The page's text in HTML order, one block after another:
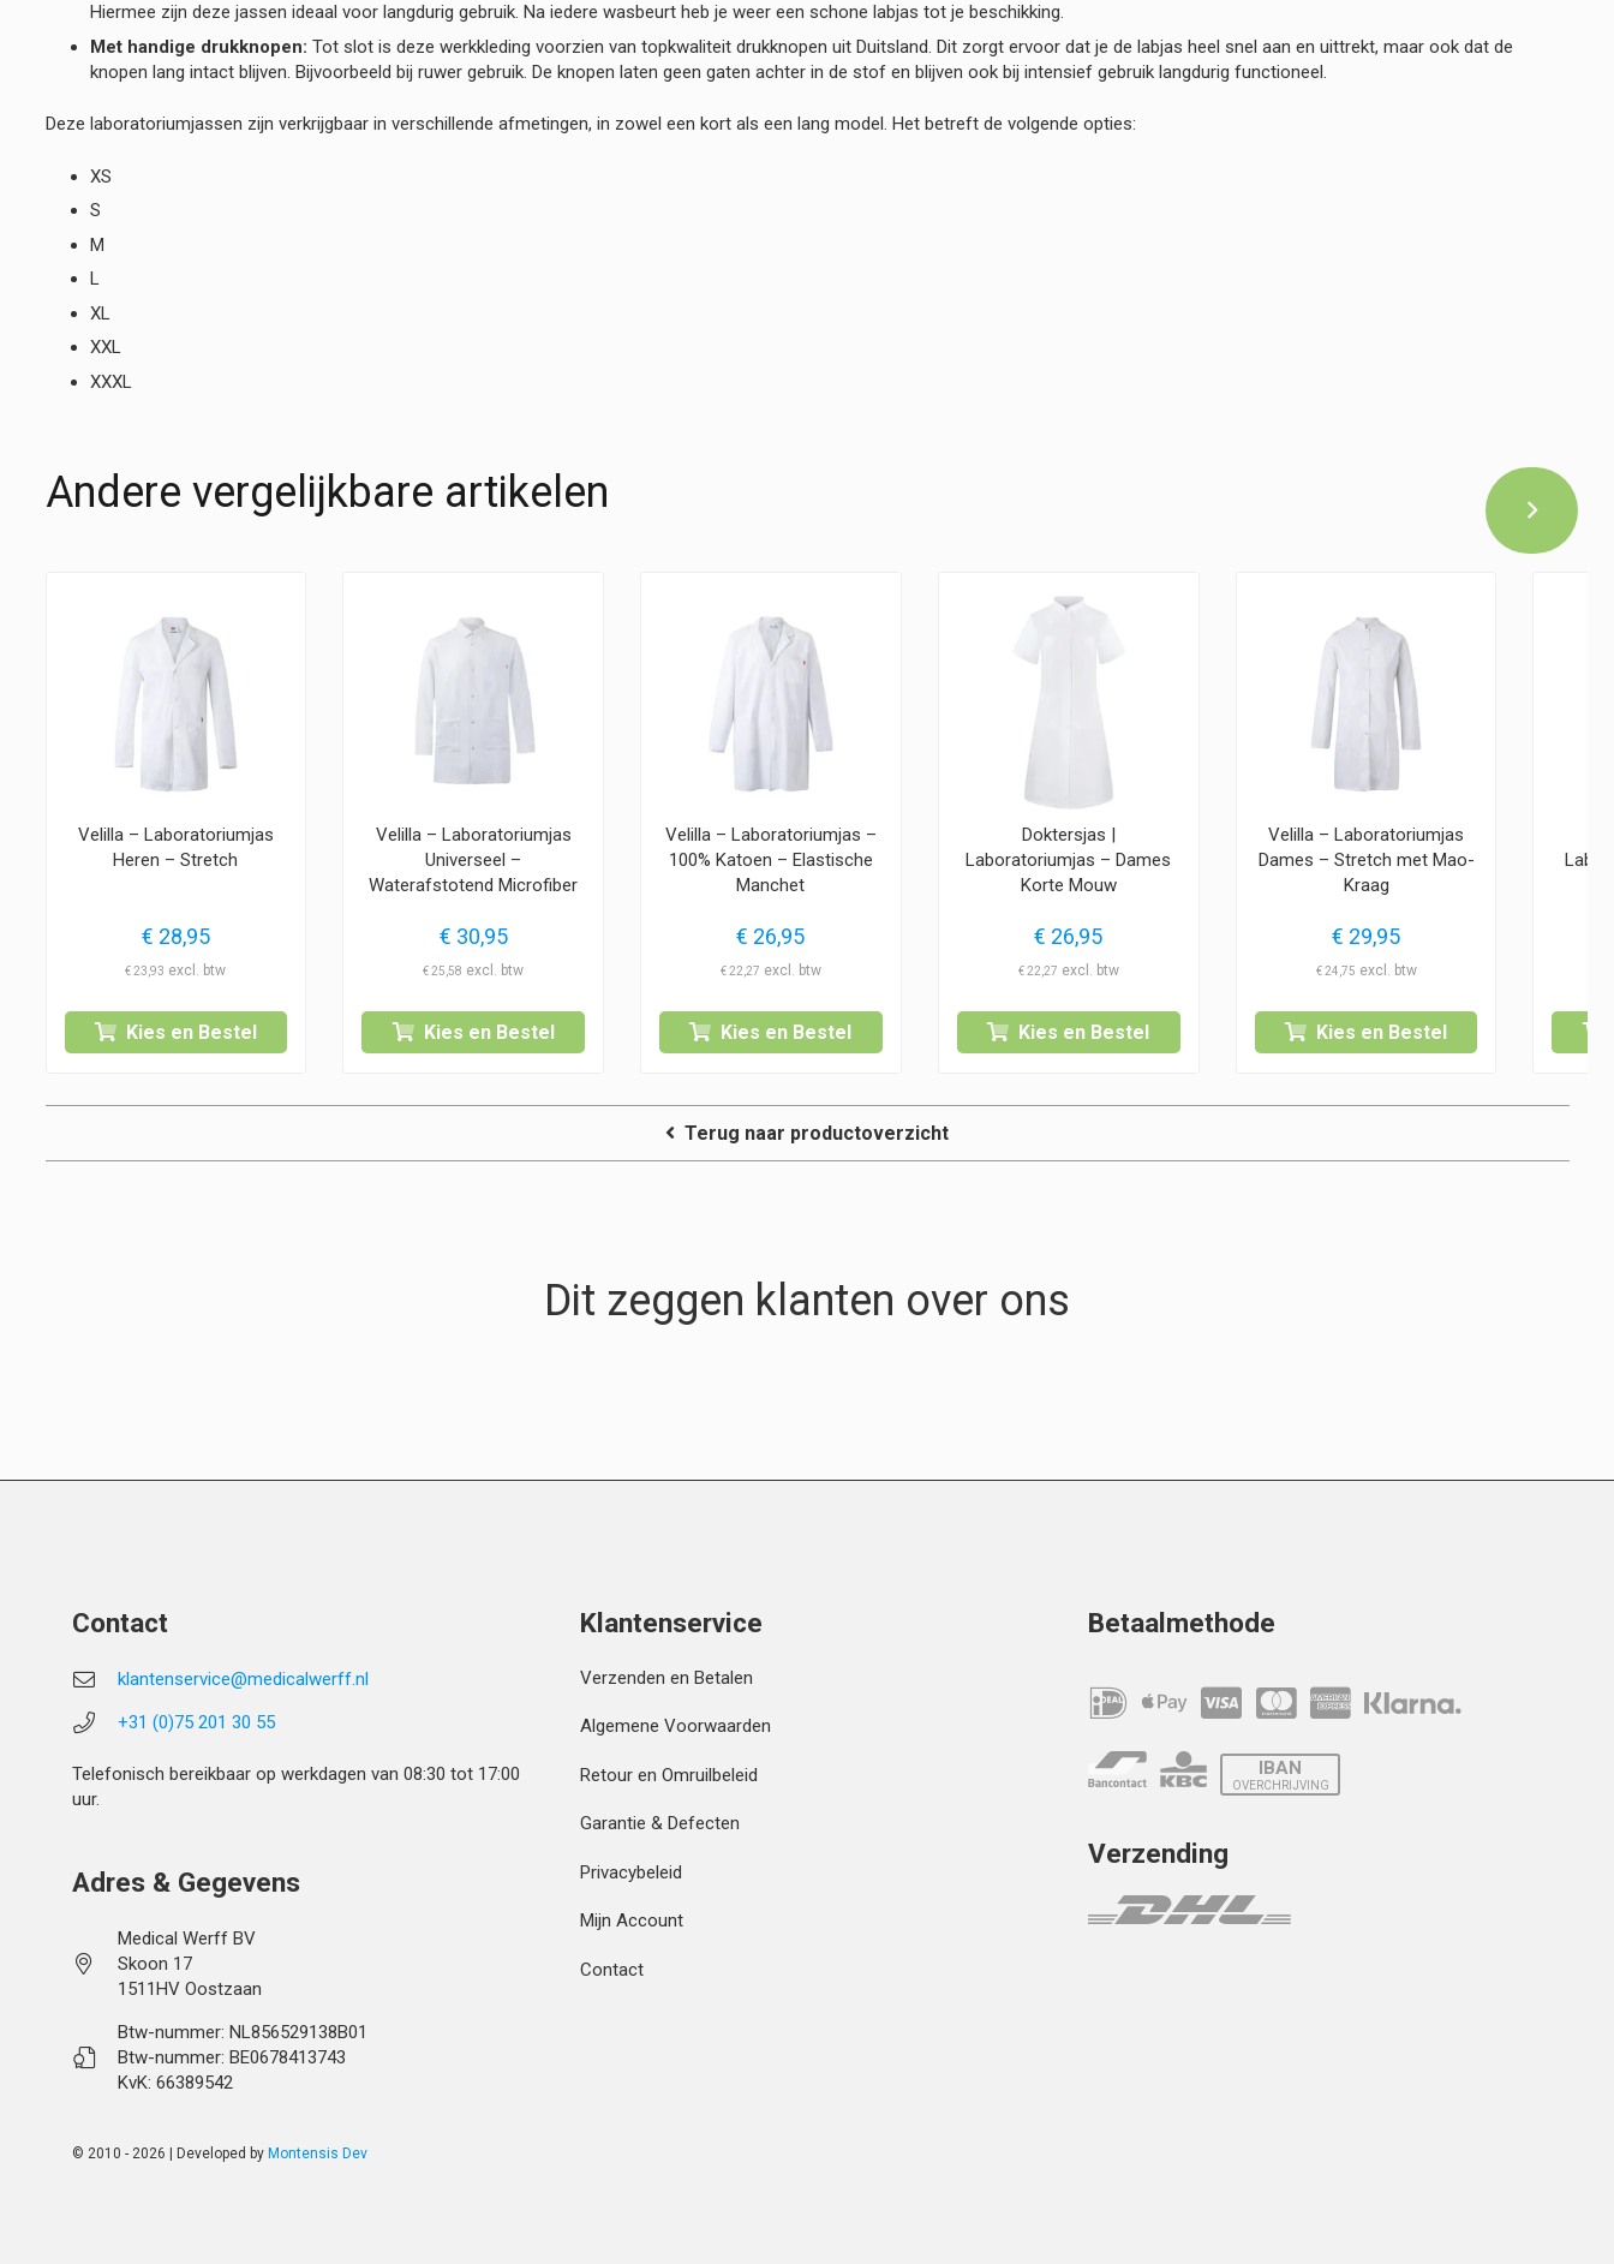
Hiermee zijn deze jassen ideaal voor langdurig gebruik. Na iedere wasbeurt heb je weer een schone labjas tot je beschikking.
Met handige drukknopen: Tot slot is deze werkkleding voorzien van topkwaliteit drukknopen uit Duitsland. Dit zorgt ervoor dat je de labjas heel snel aan en uittrekt, maar ook dat de
knopen lang intact blijven. Bijvoorbeeld bij ruwer gebruik. De knopen laten geen gaten achter in de stof en blijven ook bij intensief gebruik langdurig functioneel.
Deze laboratoriumjassen zijn verkrijgbaar in verschillende afmetingen, in zowel een kort als een lang model. Het betreft de volgende opties:
XS
S
M
L
XL
XXL
XXXL
Andere vergelijkbare artikelen
Velilla – Laboratoriumjas
Heren – Stretch
€ 28,95
€23,93
Kies en Bestel
Velilla – Laboratoriumjas
Universeel –
Waterafstotend Microfiber
€ 30,95
€25,58
Kies en Bestel
Velilla – Laboratoriumjas –
100% Katoen – Elastische
Manchet
€ 26,95
€22,27
Kies en Bestel
Doktersjas |
Laboratoriumjas – Dames
Korte Mouw
€ 26,95
€22,27
Kies en Bestel
Velilla – Laboratoriumjas
Dames – Stretch met Mao-
Kraag
€ 29,95
€24,75
Kies en Bestel
Terug naar productoverzicht
Dit zeggen klanten over ons
Contact
klantenservice@medicalwerff.nl
+31 (0)75 201 30 55
Telefonisch bereikbaar op werkdagen van 08:30 tot 17:00
uur.
Adres & Gegevens
Medical Werff BV
Skoon 17
1511HV Oostzaan
Btw-nummer: NL856529138B01
Btw-nummer: BE0678413743
KvK: 66389542
© 2010 - 2026 | Developed by Montensis Dev
Klantenservice
Verzenden en Betalen
Algemene Voorwaarden
Retour en Omruilbeleid
Garantie & Defecten
Privacybeleid
Mijn Account
Contact
Betaalmethode
IBAN
OVERCHRIJVING
Verzending